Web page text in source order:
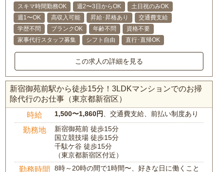
スキマ時間勤務OK 週2〜3日からOK
土日祝のみOK
週1〜OK
高収入可能 昇給･昇格あり
交通費支給
学歴不問
ブランクOK 年齢不問
資格不要
家事代行スタッフ募集
シフト自由 直行･直帰OK
この求人の詳細を見る
新宿御苑前駅から徒歩15分！3LDKマンションでのお掃
除代行のお仕事（東京都新宿区）
時給 1,500〜1,860円 、交通費支給、前払い制度あり
勤務地
新宿御苑前 徒歩15分
国立競技場 徒歩15分
千駄ケ谷 徒歩15分
（東京都新宿区付近）
勤務時間
8時～20時の間で1時間〜、好きな日に働くこと